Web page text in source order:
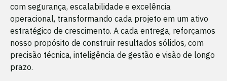
com segurança, escalabilidade e excelência
operacional, transformando cada projeto em um ativo
estratégico de crescimento. A cada entrega, reforçamos
nosso propósito de construir resultados sólidos, com
precisão técnica, inteligência de gestão e visão de longo
prazo.